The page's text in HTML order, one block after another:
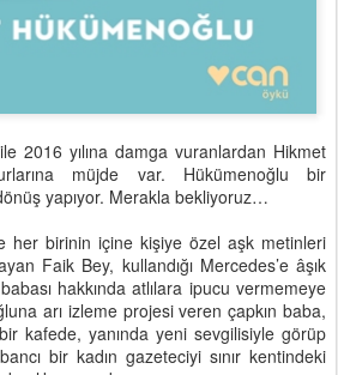
2016 yılına damga vuranlardan Hikmet
müjde var. Hükümenoğlu bir
yapıyor. Merakla bekliyoruz…
her birinin içine kişiye özel aşk metinleri
Faik Bey, kullandığı Mercedes’e âşık
hakkında atlılara ipucu vermemeye
arı izleme projesi veren çapkın baba,
kafede, yanında yeni sevgilisiyle görüp
bir kadın gazeteciyi sınır kentindeki